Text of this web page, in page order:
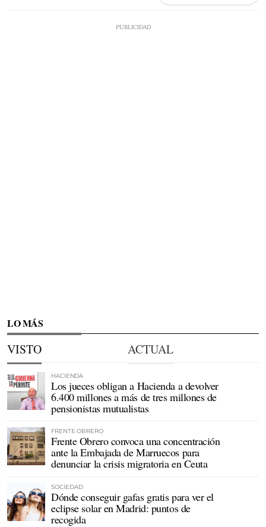
LO MÁS
VISTO ACTUAL
HACIENDA
Los jueces obligan a Hacienda a devolver
6.400 millones a más de tres millones de
pensionistas mutualistas
FRENTE OBRERO
Frente Obrero convoca una concentración
ante la Embajada de Marruecos para
denunciar la crisis migratoria en Ceuta
SOCIEDAD
Dónde conseguir gafas gratis para ver el
eclipse solar en Madrid: puntos de
recogida